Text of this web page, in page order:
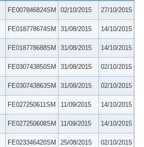
FE007846824SM 02/10/2015 27/10/2015
FE018778674SM 31/08/2015 14/10/2015
FE018778688SM 31/08/2015 14/10/2015
FE030743850SM 31/08/2015 02/10/2015
FE030743863SM 31/08/2015 02/10/2015
FE027250611SM 11/09/2015 14/10/2015
FE027250608SM 11/09/2015 14/10/2015
FE023346420SM 25/08/2015 02/10/2015